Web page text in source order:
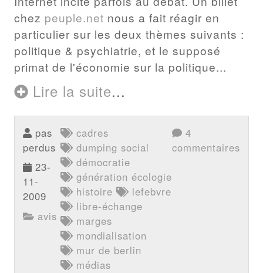
chez peuple.net nous a fait réagir en
particulier sur les deux thèmes suivants :
politique & psychiatrie, et le supposé
primat de l'économie sur la politique...
Lire la suite...
pas
perdus
23-
11-
2009
avis
cadres
dumping social
démocratie
génération écologie
histoire
lefebvre
libre-échange
marges
mondialisation
mur de berlin
médias
4
commentaires